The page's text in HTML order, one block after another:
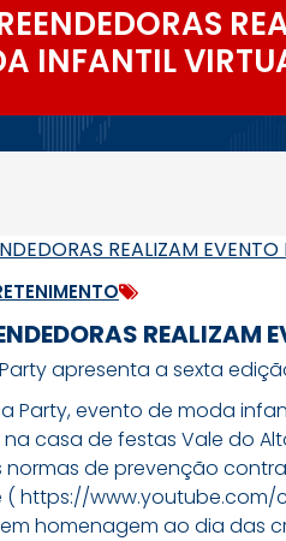
INFANTIL
REALIZAM
apresenta a sexta
Party, evento de moda
casa de festas Vale do
de prevenção
( https://www.youtube.com/
homenagem ao dia das